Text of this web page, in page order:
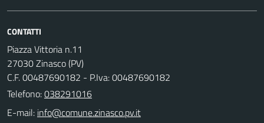
CONTATTI
Piazza Vittoria n.11
27030 Zinasco (PV)
C.F. 00487690182 - P.Iva: 00487690182
Telefono:038291016
E-mail: